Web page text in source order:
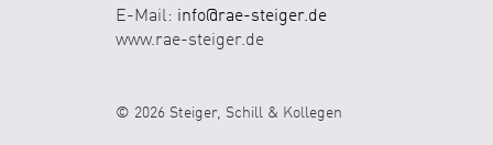
E-Mail: info@rae-steiger.de
www.rae-steiger.de
© 2026 Steiger, Schill & Kollegen